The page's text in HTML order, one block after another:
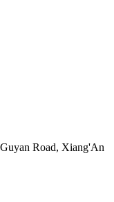
Road, Xiang'An